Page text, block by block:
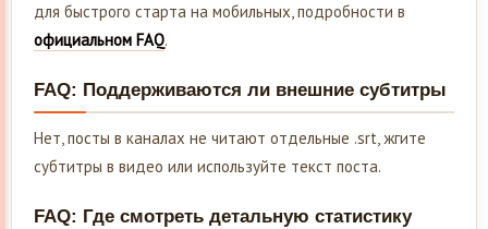
для быстрого старта на мобильных, подробности в
официальном FAQ.
FAQ: Поддерживаются ли внешние субтитры
Нет, посты в каналах не читают отдельные .srt, жгите
субтитры в видео или используйте текст поста.
FAQ: Где смотреть детальную статистику